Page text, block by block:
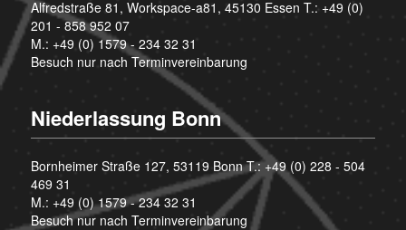
Alfredstraße 81, Workspace-a81, 45130 Essen T.: +49 (0)
201 - 858 952 07
M.: +49 (0) 1579 - 234 32 31
Besuch nur nach Terminvereinbarung
Niederlassung Bonn
Bornheimer Straße 127, 53119 Bonn T.:+49 (0) 228 - 504
469 31
M.: +49 (0) 1579 - 234 32 31
Besuch nur nach Terminvereinbarung